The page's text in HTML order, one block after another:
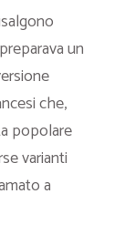
un
che,
popolare
varianti
a